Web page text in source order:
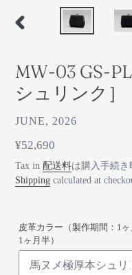
ラ
イ
ド
MW-03 GS-
シュリンク］
ベ
ダ
ー
JUNE, 2026
通
常
価
¥52,690
Tax in 配送料は購入手続き
Shipping calculated at
皮革カラー（製作期間：1
1ヶ月半）